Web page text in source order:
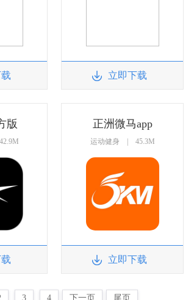
立即下载
版 正洲微马app
运动健身 | 45.3M
立即下载
3 4 下一页 尾页